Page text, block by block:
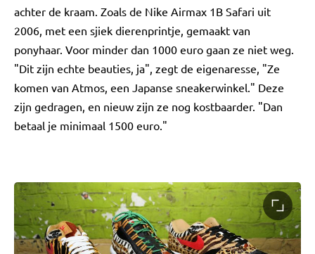
achter de kraam. Zoals de Nike Airmax 1B Safari uit
2006, met een sjiek dierenprintje, gemaakt van
ponyhaar. Voor minder dan 1000 euro gaan ze niet weg.
"Dit zijn echte beauties, ja", zegt de eigenaresse, "Ze
komen van Atmos, een Japanse sneakerwinkel." Deze
zijn gedragen, en nieuw zijn ze nog kostbaarder. "Dan
betaal je minimaal 1500 euro."